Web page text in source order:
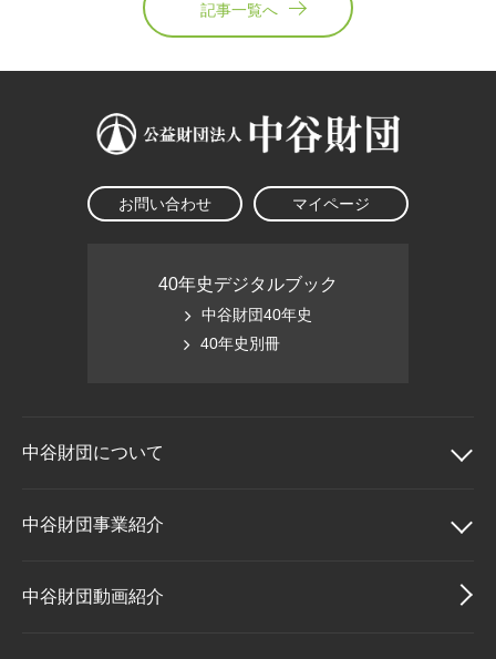
記事一覧へ
お問い合わせ マイページ
40年史デジタルブック
中谷財団40年史
40年史別冊
中谷財団について
中谷財団について
理事長挨拶
中谷財団事業紹介
中谷財団事業紹介
中谷財団動画紹介